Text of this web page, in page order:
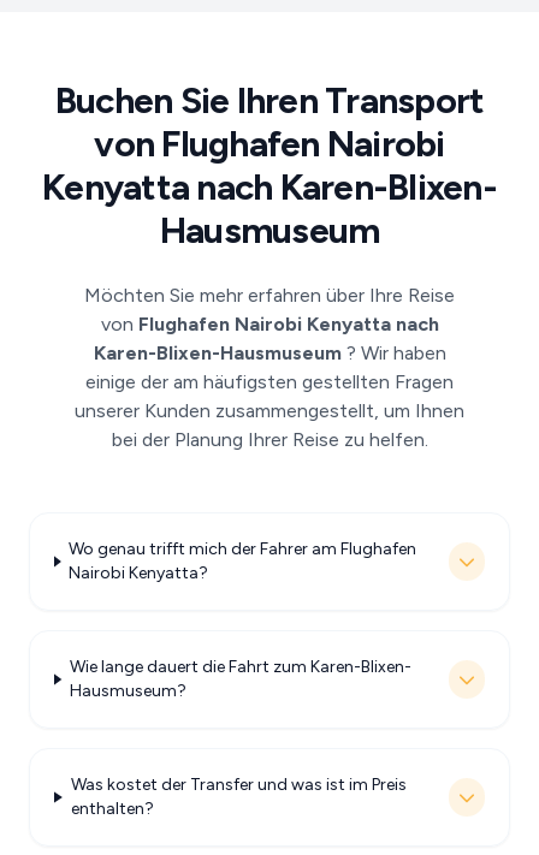
Buchen Sie Ihren Transport
von Flughafen Nairobi
Kenyatta nach Karen-Blixen-
Hausmuseum
Möchten Sie mehr erfahren über Ihre Reise
von Flughafen Nairobi Kenyatta nach
Karen-Blixen-Hausmuseum ? Wir haben
einige der am häufigsten gestellten Fragen
unserer Kunden zusammengestellt, um Ihnen
bei der Planung Ihrer Reise zu helfen.
Wo genau trifft mich der Fahrer am Flughafen
Nairobi Kenyatta?
Wie lange dauert die Fahrt zum Karen-Blixen-
Hausmuseum?
Was kostet der Transfer und was ist im Preis
enthalten?